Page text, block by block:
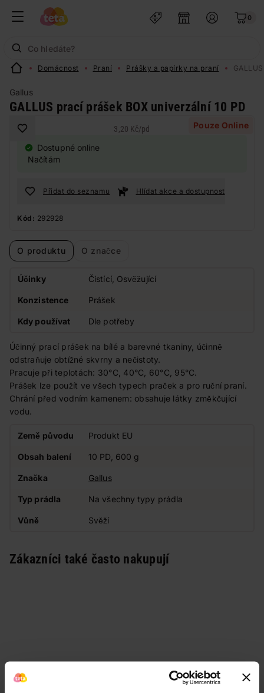
0
Domácnost Praní Prášky a papírky na praní
Gallus
GALLUS prací prášek BOX univerzální 10 PD
Pouze Online
3,20 Kč/pd
Dostupné online
Načítám
Přidat do seznamu Hlídat akce a dostupnost
Kód: 292928
O produktu O značce
Účinky Čistící, Osvěžující
Konzistence Prášek
Kdy používat Dle potřeby
Účinný prací prášek na bílé a barevné tkaniny, účinně
odstraňuje obtížné skvrny a nečistoty.
Pracuje při teplotách: 30°C, 40°C, 60°C, 95°C.
Prášek lze použít ve všech typech praček a pro ruční praní.
Chrání před vodním kamenem: obsahuje látky změkčující
vodu.
Země původu Produkt EU
Obsah balení 10 PD, 600 g
Značka Gallus
Typ prádla Na všechny typy prádla
Vůně Svěží
Zákazníci také často nakupují